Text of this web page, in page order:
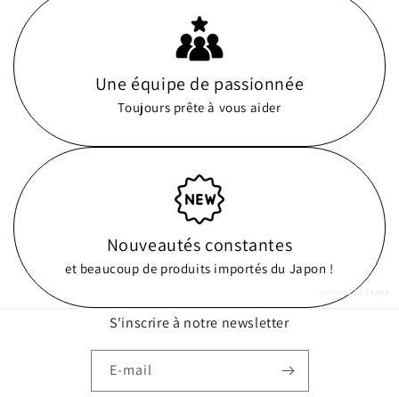
Une équipe de passionnée
Toujours prête à vous aider
Nouveautés constantes
et beaucoup de produits importés du Japon !
powered by
S'inscrire à notre newsletter
E-mail